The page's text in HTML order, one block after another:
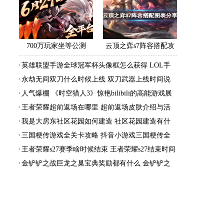
700万玩家坐等公测
《时空猎人3》老玩家加
云顶之弈s7阵容搭配攻
略 s7最强阵容搭配组成
大全最新
英雄联盟手游全球冠军杯头像框怎么获得 LOL手
游2022全球冠军杯头像框领取活动
永劫无间双刀什么时候上线 双刀武器上线时间说
明与分享
人气爆棚 《时空猎人3》惊艳bilibili的高能游戏展
发布会
王者荣耀超前返场在哪里 超前返场皮肤介绍与活
动一览
我是大房东社区花园如何建造 社区花园建造有什
么条件
三国梗传游戏全关卡攻略 抖音小游戏三国梗传全
结局一览
王者荣耀s27赛季啥时候结束 王者荣耀s27结束时间
金铲铲之战巨龙之巢宝典奖励都有什么 金铲铲之